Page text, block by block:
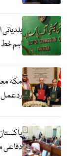
اہم
مکہ
ردعمل
دفاعی